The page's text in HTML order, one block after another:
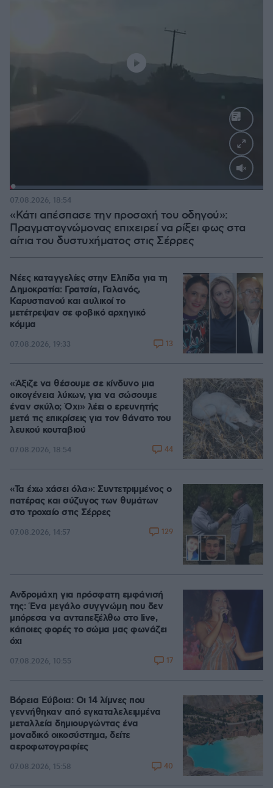
Loaded:
«Κάτι απέσπασε την προσοχή του οδηγού»:
Πραγματογνώμονας επιχειρεί να ρίξει φως στα
αίτια του δυστυχήματος στις Σέρρες
07.08.2026, 18:54
Νέες καταγγελίες στην Ελπίδα για τη
Δημοκρατία: Γρατσία, Γαλανός,
Καρυστιανού και αυλικοί το
μετέτρεψαν σε φοβικό αρχηγικό
κόμμα
07.08.2026, 19:33 13
«Άξιζε να θέσουμε σε κίνδυνο μια
οικογένεια λύκων, για να σώσουμε
έναν σκύλο; Όχι» λέει ο ερευνητής
μετά τις επικρίσεις για τον θάνατο του
λευκού κουταβιού
07.08.2026, 18:54 44
«Τα έχω χάσει όλα»: Συντετριμμένος ο
πατέρας και σύζυγος των θυμάτων
στο τροχαίο στις Σέρρες
07.08.2026, 14:57 129
Ανδρομάχη για πρόσφατη εμφάνισή
της: Ένα μεγάλο συγγνώμη που δεν
μπόρεσα να ανταπεξέλθω στο live,
κάποιες φορές το σώμα μας φωνάζει
όχι
07.08.2026, 10:55 17
Βόρεια Εύβοια: Οι 14 λίμνες που
γεννήθηκαν από εγκαταλελειμμένα
μεταλλεία δημιουργώντας ένα
μοναδικό οικοσύστημα, δείτε
αεροφωτογραφίες
07.08.2026, 15:58 40